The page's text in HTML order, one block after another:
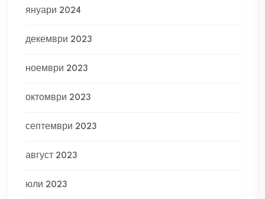
януари 2024
декември 2023
ноември 2023
октомври 2023
септември 2023
август 2023
юли 2023